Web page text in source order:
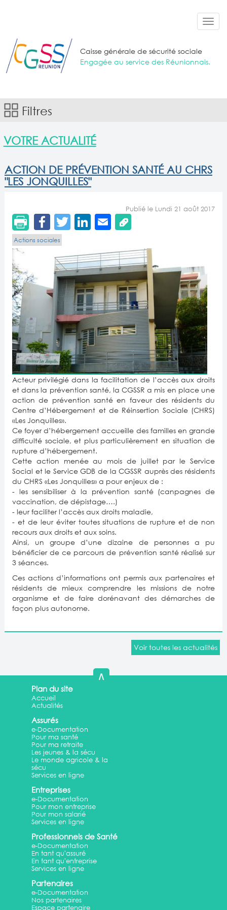
Caisse générale de sécurité sociale
Engagée au service des Réunionnais.
Filtres
VOTRE ACTUALITÉ
ACTION DE PRÉVENTION SANTÉ AU CHRS
"LES JONQUILLES"
Publié le Lundi 21 août 2017
Actions sociales
Acteur privilégié dans la facilitation de l’accès aux droits
et dans la prévention santé, la CGSSR a mis en place une
action de prévention santé en faveur des résidents du
Centre d’Hébergement et de Réinsertion Sociale (CHRS)
«Les Jonquilles».
Ce foyer d’hébergement accueille des familles en grande
difficulté sociale, et plus particulièrement en situation de
rupture d’hébergement.
Cette action menée au mois de juillet par le Service
Social et le Service GDB de la CGSSR auprès des résidents
du CHRS «Les Jonquilles» a pour enjeux de :
- les sensibiliser à la prévention santé (canpagnes de
vaccination, de dépistage….)
- leur faciliter l’accès aux droits maladie,
- et de leur éviter toutes situations de rupture et de non
recours aux droits et aux soins.
Ainsi, un groupe d’une dizaine de personnes a pu
bénéficier de ce parcours de prévention santé réalisé sur
3 séances.
Ces actions d’informations ont permis aux partenaires et
résidents de mieux comprendre les missions de notre
organisme et de faire dorénavant des démarches de
façon plus autonome.
Voir toutes les actualités
∧
Plan du site
Accueil
Actualités
Assurés
e-Documentation
Pour ma santé
Pour ma retraite
Les jeunes & la sécu
Le monde agricole & la
sécu
Services en ligne
Entreprises
e-Documentation
Pour mon entreprise
Pour mon salarié
Services en ligne
Professionnels de Santé
e-Documentation
En tant qu'assuré
En tant qu'entreprise
Services en ligne
Partenaires
e-Documentation
Nos partenaires
Espace partenaire